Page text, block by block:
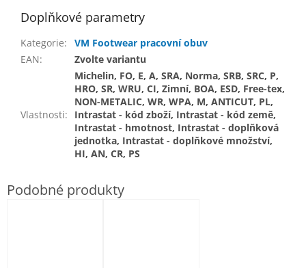
Doplňkové parametry
Kategorie:
VM Footwear pracovní obuv
EAN: Zvolte variantu
Vlastnosti:
Michelin, FO, E, A, SRA, Norma, SRB, SRC, P,
HRO, SR, WRU, CI, Zimní, BOA, ESD, Free-tex,
NON-METALIC, WR, WPA, M, ANTICUT, PL,
Intrastat - kód zboží, Intrastat - kód země,
Intrastat - hmotnost, Intrastat - doplňková
jednotka, Intrastat - doplňkové množství,
HI, AN, CR, PS